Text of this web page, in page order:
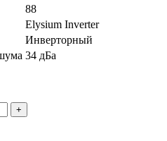
88
Elysium Inverter
Инверторный
34 дБа
+